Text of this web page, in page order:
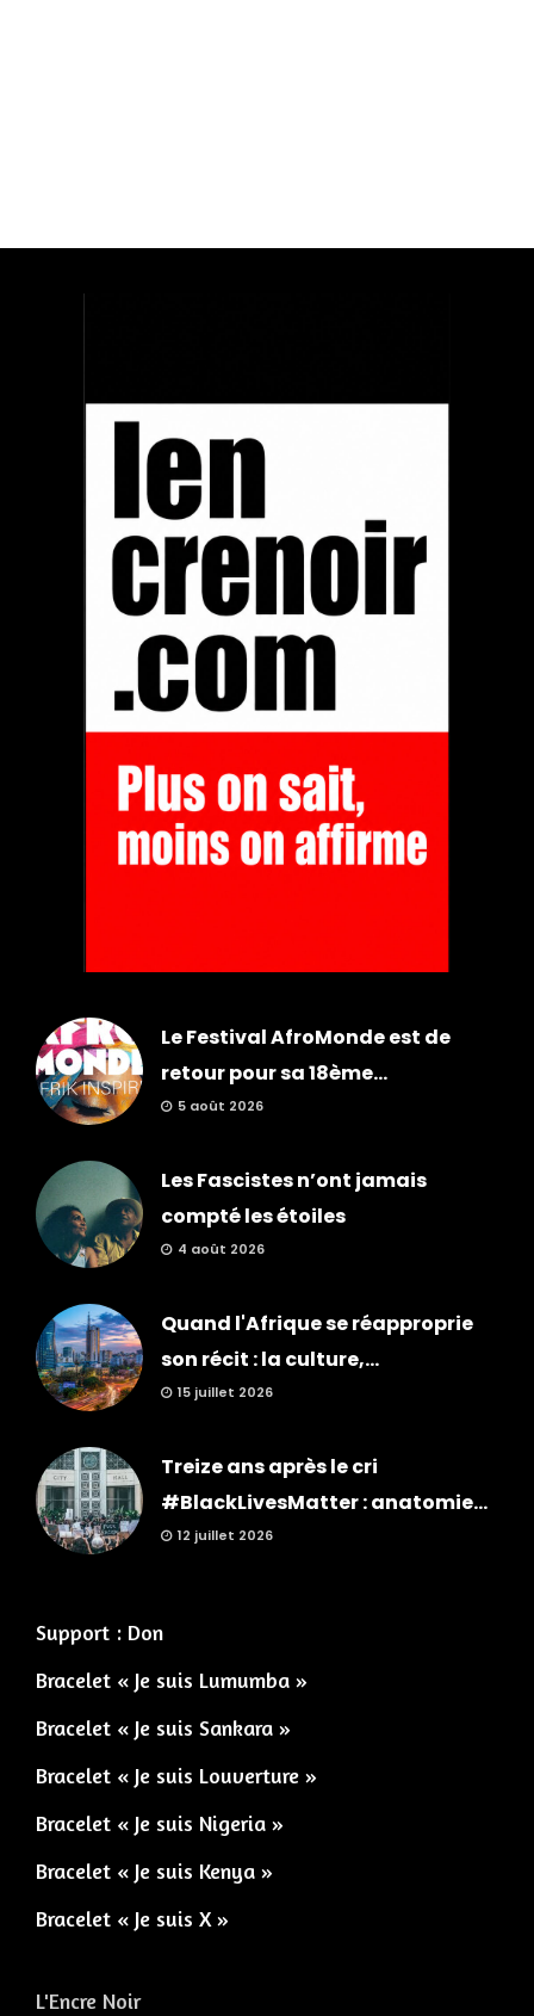
Le Festival AfroMonde est de
retour pour sa 18ème...
5 août 2026
Les Fascistes n’ont jamais
compté les étoiles
4 août 2026
Quand l'Afrique se réapproprie
son récit : la culture,...
15 juillet 2026
Treize ans après le cri
#BlackLivesMatter : anatomie...
12 juillet 2026
Support : Don
Bracelet « Je suis Lumumba »
Bracelet « Je suis Sankara »
Bracelet « Je suis Louverture »
Bracelet « Je suis Nigeria »
Bracelet « Je suis Kenya »
Bracelet « Je suis X »
L'Encre Noir